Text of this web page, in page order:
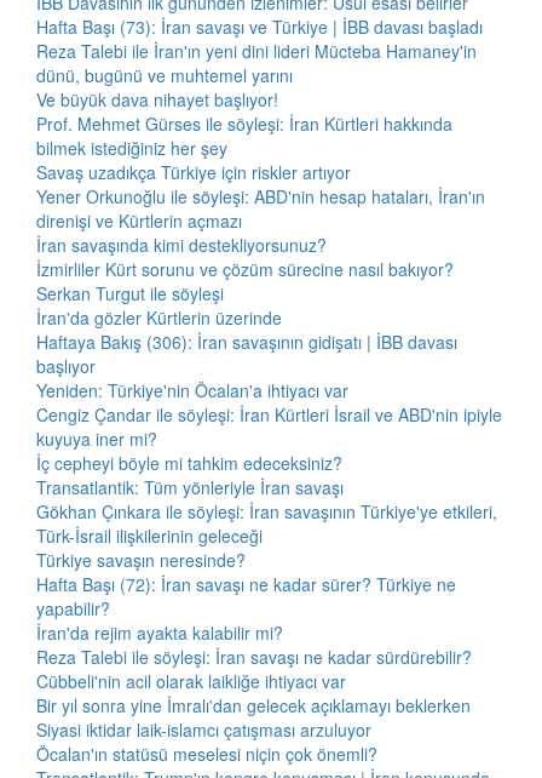
Hafta Başı (73): İran savaşı ve Türkiye | İBB davası başladı
Reza Talebi ile İran'ın yeni dini lideri Mücteba Hamaney'in
dünü, bugünü ve muhtemel yarını
Ve büyük dava nihayet başlıyor!
Prof. Mehmet Gürses ile söyleşi: İran Kürtleri hakkında
bilmek istediğiniz her şey
Savaş uzadıkça Türkiye için riskler artıyor
Yener Orkunoğlu ile söyleşi: ABD'nin hesap hataları, İran'ın
direnişi ve Kürtlerin açmazı
İran savaşında kimi destekliyorsunuz?
İzmirliler Kürt sorunu ve çözüm sürecine nasıl bakıyor?
Serkan Turgut ile söyleşi
İran'da gözler Kürtlerin üzerinde
Haftaya Bakış (306): İran savaşının gidişatı | İBB davası
başlıyor
Yeniden: Türkiye'nin Öcalan'a ihtiyacı var
Cengiz Çandar ile söyleşi: İran Kürtleri İsrail ve ABD'nin ipiyle
kuyuya iner mi?
İç cepheyi böyle mi tahkim edeceksiniz?
Transatlantik: Tüm yönleriyle İran savaşı
Gökhan Çınkara ile söyleşi: İran savaşının Türkiye'ye etkileri,
Türk-İsrail ilişkilerinin geleceği
Türkiye savaşın neresinde?
Hafta Başı (72): İran savaşı ne kadar sürer? Türkiye ne
yapabilir?
İran'da rejim ayakta kalabilir mi?
Reza Talebi ile söyleşi: İran savaşı ne kadar sürdürebilir?
Cübbeli'nin acil olarak laikliğe ihtiyacı var
Bir yıl sonra yine İmralı'dan gelecek açıklamayı beklerken
Siyasi iktidar laik-islamcı çatışması arzuluyor
Öcalan'ın statüsü meselesi niçin çok önemli?